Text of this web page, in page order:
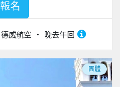
德威航空 晚去午回
報名
團體